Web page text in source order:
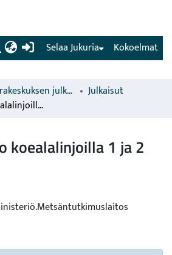
(current) Kokoelmat
Selaa Jukuria
Luonnonvarakeskuksen julkaisut
Julkaisut
Surmakkatuho koealalinjoilla 1 ja 2
koealalinjoilla 1 ja 2